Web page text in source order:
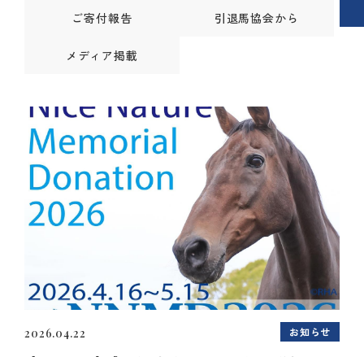
ご寄付報告 引退馬協会から
メディア掲載
2026.04.22 お知らせ